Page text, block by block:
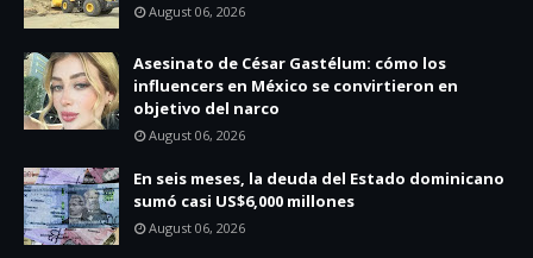
August 06, 2026
Asesinato de César Gastélum: cómo los
influencers en México se convirtieron en
objetivo del narco
August 06, 2026
En seis meses, la deuda del Estado dominicano
sumó casi US$6,000 millones
August 06, 2026